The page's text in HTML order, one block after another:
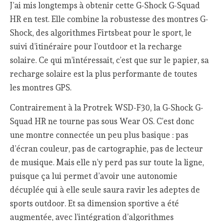
J’ai mis longtemps à obtenir cette G-Shock G-Squad
HR en test. Elle combine la robustesse des montres G-
Shock, des algorithmes Firtsbeat pour le sport, le
suivi d’itinéraire pour l’outdoor et la recharge
solaire. Ce qui m’intéressait, c’est que sur le papier, sa
recharge solaire est la plus performante de toutes
les montres GPS.
Contrairement à la Protrek WSD-F30, la G-Shock G-
Squad HR ne tourne pas sous Wear OS. C’est donc
une montre connectée un peu plus basique : pas
d’écran couleur, pas de cartographie, pas de lecteur
de musique. Mais elle n’y perd pas sur toute la ligne,
puisque ça lui permet d’avoir une autonomie
décuplée qui à elle seule saura ravir les adeptes de
sports outdoor. Et sa dimension sportive a été
augmentée, avec l’intégration d’algorithmes